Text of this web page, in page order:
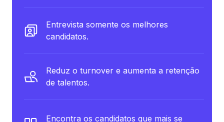
Entrevista somente os melhores
candidatos.
Reduz o turnover e aumenta a retenção
de talentos.
Encontra os candidatos que mais se